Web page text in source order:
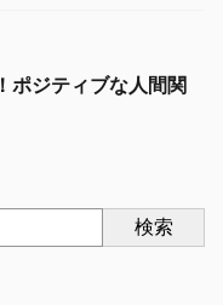
ポジティブな人間関
検索